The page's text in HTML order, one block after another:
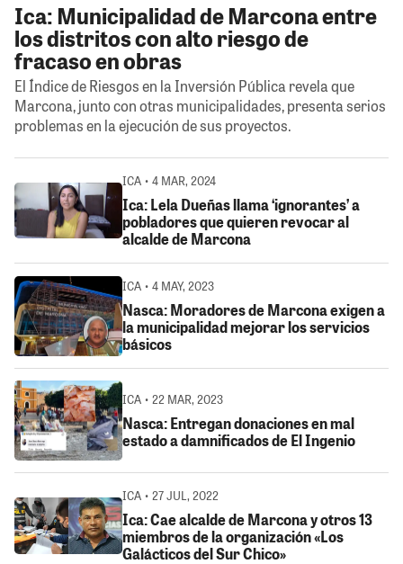
Ica: Municipalidad de Marcona entre
los distritos con alto riesgo de
fracaso en obras
El Índice de Riesgos en la Inversión Pública revela que
Marcona, junto con otras municipalidades, presenta serios
problemas en la ejecución de sus proyectos.
ICA • 4 MAR, 2024
Ica: Lela Dueñas llama ‘ignorantes’ a
pobladores que quieren revocar al
alcalde de Marcona
ICA • 4 MAY, 2023
Nasca: Moradores de Marcona exigen a
la municipalidad mejorar los servicios
básicos
ICA • 22 MAR, 2023
Nasca: Entregan donaciones en mal
estado a damnificados de El Ingenio
ICA • 27 JUL, 2022
Ica: Cae alcalde de Marcona y otros 13
miembros de la organización «Los
Galácticos del Sur Chico»